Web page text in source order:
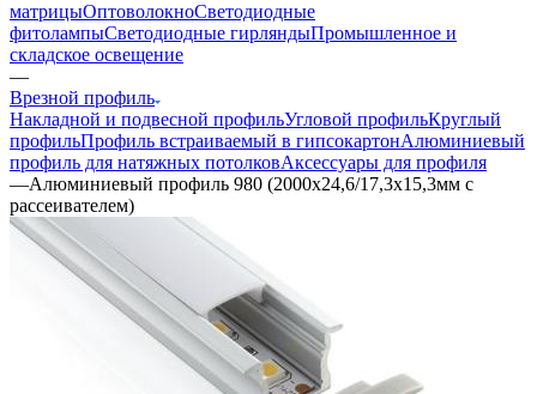
матрицыОптоволокноСветодиодные
фитолампыСветодиодные гирляндыПромышленное и
складское освещение
—
Врезной профиль
Накладной и подвесной профильУгловой профильКруглый
профильПрофиль встраиваемый в гипсокартонАлюминиевый
профиль для натяжных потолковАксессуары для профиля
—Алюминиевый профиль 980 (2000x24,6/17,3x15,3мм с
рассеивателем)